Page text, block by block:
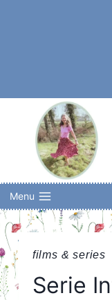
Menu
films & series
Serie